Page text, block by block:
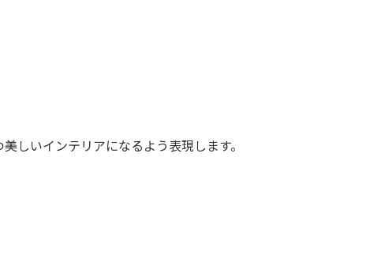
しいインテリアになるよう表現します。